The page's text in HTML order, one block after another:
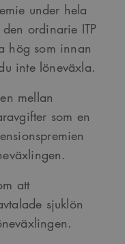
under hela
ordinarie ITP
hög som innan
inte löneväxla.
mellan
som en
att
sjuklön